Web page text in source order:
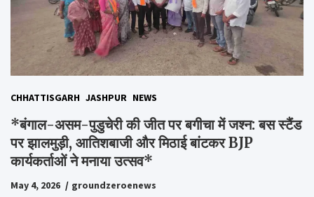
CHHATTISGARH JASHPUR NEWS
*बंगाल-असम-पुडुचेरी की जीत पर बगीचा में जश्न: बस स्टैंड
पर झालमुड़ी, आतिशबाजी और मिठाई बांटकर BJP
कार्यकर्ताओं ने मनाया उत्सव*
May 4, 2026 groundzeroenews